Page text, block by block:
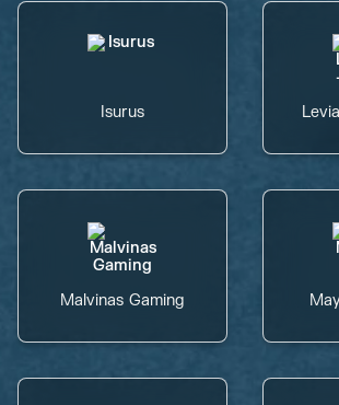
Isurus
Malvinas Gaming